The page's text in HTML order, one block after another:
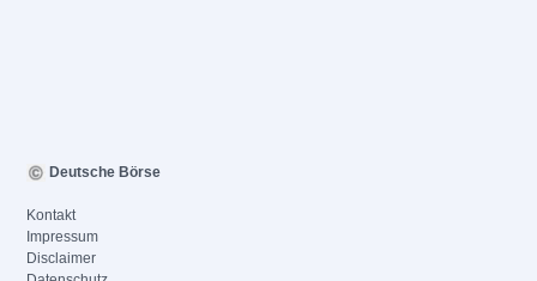
Deutsche Börse
Kontakt
Impressum
Disclaimer